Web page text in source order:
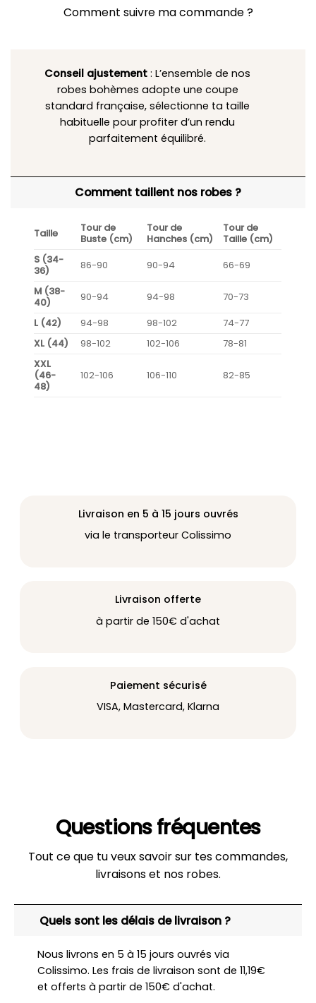
Comment suivre ma commande ?
Conseil ajustement : L’ensemble de nos
robes bohèmes adopte une coupe
standard française, sélectionne ta taille
habituelle pour profiter d’un rendu
parfaitement équilibré.
Comment taillent nos robes ?
Taille
Tour de
Buste (cm)
Tour de
Hanches (cm)
Tour de
Taille (cm)
S (34-
36)
86-90 90-94
66-69
M (38-
40)
90-94 94-98
70-73
L (42)
94-98 98-102
74-77
XL (44)
98-102 102-106
78-81
XXL
(46-
48)
102-106 106-110 82-85
Livraison en 5 à 15 jours ouvrés
via le transporteur Colissimo
Livraison offerte
à partir de 150€ d'achat
Paiement sécurisé
VISA, Mastercard, Klarna
Questions fréquentes
Tout ce que tu veux savoir sur tes commandes,
livraisons et nos robes.
Quels sont les délais de livraison ?
Nous livrons en 5 à 15 jours ouvrés via
Colissimo. Les frais de livraison sont de 11,19€
et offerts à partir de 150€ d'achat.